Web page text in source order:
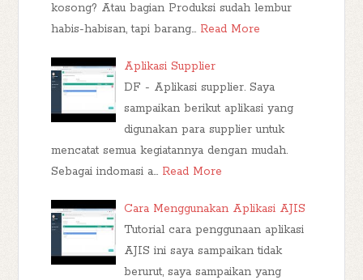
kosong? Atau bagian Produksi sudah lembur
habis-habisan, tapi barang… Read More
Aplikasi Supplier
DF - Aplikasi supplier. Saya
sampaikan berikut aplikasi yang
digunakan para supplier untuk
mencatat semua kegiatannya dengan mudah.
Sebagai indomasi a… Read More
Cara Menggunakan Aplikasi AJIS
Tutorial cara penggunaan aplikasi
AJIS ini saya sampaikan tidak
berurut, saya sampaikan yang